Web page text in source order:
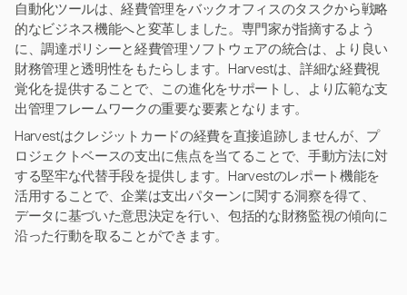
自動化ツールは、経費管理をバックオフィスのタスクから戦略
的なビジネス機能へと変革しました。専門家が指摘するよう
に、調達ポリシーと経費管理ソフトウェアの統合は、より良い
財務管理と透明性をもたらします。Harvestは、詳細な経費視
覚化を提供することで、この進化をサポートし、より広範な支
出管理フレームワークの重要な要素となります。
Harvestはクレジットカードの経費を直接追跡しませんが、プ
ロジェクトベースの支出に焦点を当てることで、手動方法に対
する堅牢な代替手段を提供します。Harvestのレポート機能を
活用することで、企業は支出パターンに関する洞察を得て、
データに基づいた意思決定を行い、包括的な財務監視の傾向に
沿った行動を取ることができます。